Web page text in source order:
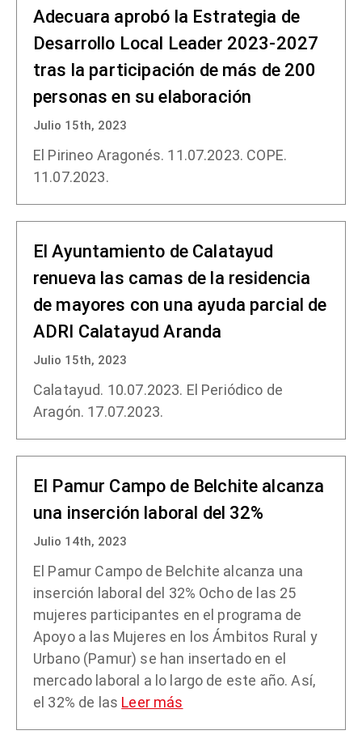
Adecuara aprobó la Estrategia de
Desarrollo Local Leader 2023-2027
tras la participación de más de 200
personas en su elaboración
Julio 15th, 2023
El Pirineo Aragonés. 11.07.2023. COPE.
11.07.2023.
El Ayuntamiento de Calatayud
renueva las camas de la residencia
de mayores con una ayuda parcial de
ADRI Calatayud Aranda
Julio 15th, 2023
Calatayud. 10.07.2023. El Periódico de
Aragón. 17.07.2023.
El Pamur Campo de Belchite alcanza
una inserción laboral del 32%
Julio 14th, 2023
El Pamur Campo de Belchite alcanza una
inserción laboral del 32% Ocho de las 25
mujeres participantes en el programa de
Apoyo a las Mujeres en los Ámbitos Rural y
Urbano (Pamur) se han insertado en el
mercado laboral a lo largo de este año. Así,
el 32% de las Leer más